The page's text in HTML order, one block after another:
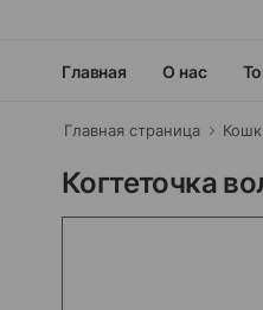
Главная О нас
Главная страница
Когтеточка